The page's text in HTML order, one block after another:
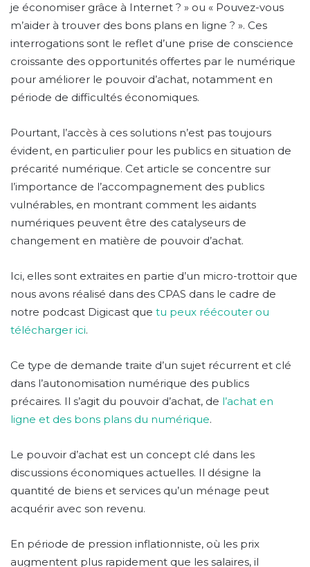
je économiser grâce à Internet ? » ou « Pouvez-vous
m’aider à trouver des bons plans en ligne ? ». Ces
interrogations sont le reflet d’une prise de conscience
croissante des opportunités offertes par le numérique
pour améliorer le pouvoir d’achat, notamment en
période de difficultés économiques.
Pourtant, l’accès à ces solutions n’est pas toujours
évident, en particulier pour les publics en situation de
précarité numérique. Cet article se concentre sur
l’importance de l’accompagnement des publics
vulnérables, en montrant comment les aidants
numériques peuvent être des catalyseurs de
changement en matière de pouvoir d’achat.
Ici, elles sont extraites en partie d’un micro-trottoir que
nous avons réalisé dans des CPAS dans le cadre de
notre podcast Digicast que tu peux réécouter ou
télécharger ici.
Ce type de demande traite d’un sujet récurrent et clé
dans l’autonomisation numérique des publics
précaires. Il s’agit du pouvoir d’achat, de l’achat en
ligne et des bons plans du numérique.
Le pouvoir d’achat est un concept clé dans les
discussions économiques actuelles. Il désigne la
quantité de biens et services qu’un ménage peut
acquérir avec son revenu.
En période de pression inflationniste, où les prix
augmentent plus rapidement que les salaires, il